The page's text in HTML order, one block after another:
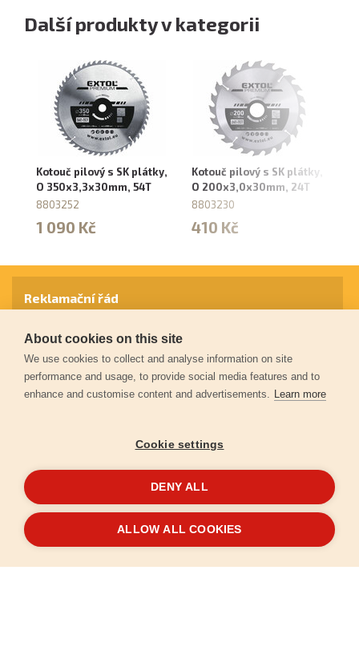
Další produkty v kategorii
Kotouč pilový s SK plátky,
O 350x3,3x30mm, 54T
8803252
1 090 Kč
Kotouč pilový s SK plátky,
O 200x3,0x30mm, 24T
8803230
410 Kč
© 2026Extol.cz- Všechna práva vyhrazena
Reklamační řád
Záruční podmínky
Ochrana osobních údajů
VytvořiloFEO
About cookies on this site
We use cookies to collect and analyse information on site
performance and usage, to provide social media features and to
enhance and customise content and advertisements. Learn more
Cookie settings
DENY ALL
ALLOW ALL COOKIES